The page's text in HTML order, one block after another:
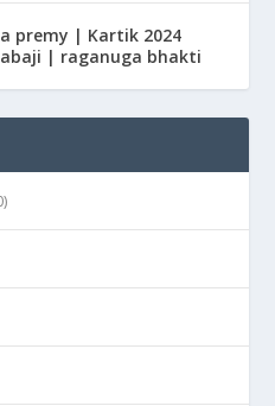
premy | Kartik 2024
| raganuga bhakti